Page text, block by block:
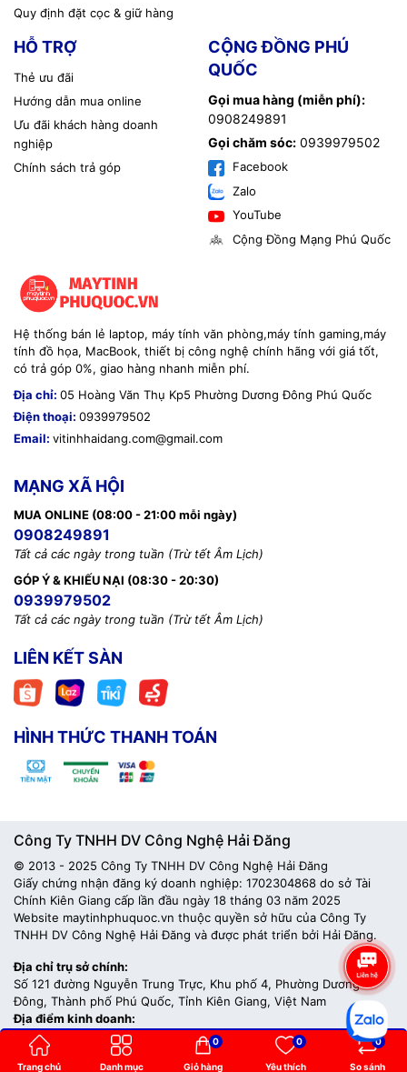
Quy định đặt cọc & giữ hàng
HỖ TRỢ
Thẻ ưu đãi
Hướng dẫn mua online
Ưu đãi khách hàng doanh
nghiệp
Chính sách trả góp
CỘNG ĐỒNG PHÚ
QUỐC
Gọi mua hàng (miễn phí):
0908249891
Gọi chăm sóc: 0939979502
Facebook
Zalo
YouTube
Cộng Đồng Mạng Phú Quốc
Hệ thống bán lẻ laptop, máy tính văn phòng,máy tính gaming,máy
tính đồ họa, MacBook, thiết bị công nghệ chính hãng với giá tốt,
có trả góp 0%, giao hàng nhanh miễn phí.
Địa chỉ: 05 Hoàng Văn Thụ Kp5 Phường Dương Đông Phú Quốc
Điện thoại: 0939979502
Email: vitinhhaidang.com@gmail.com
MẠNG XÃ HỘI
MUA ONLINE (08:00 - 21:00 mỗi ngày)
0908249891
Tất cả các ngày trong tuần (Trừ tết Âm Lịch)
GÓP Ý & KHIẾU NẠI (08:30 - 20:30)
0939979502
Tất cả các ngày trong tuần (Trừ tết Âm Lịch)
LIÊN KẾT SÀN
HÌNH THỨC THANH TOÁN
Công Ty TNHH DV Công Nghệ Hải Đăng
© 2013 - 2025 Công Ty TNHH DV Công Nghệ Hải Đăng
Giấy chứng nhận đăng ký doanh nghiệp: 1702304868 do sở Tài
Chính Kiên Giang cấp lần đầu ngày 18 tháng 03 năm 2025
Website maytinhphuquoc.vn thuộc quyền sở hữu của Công Ty
TNHH DV Công Nghệ Hải Đăng và được phát triển bởi Hải Đăng.
Địa chỉ trụ sở chính:
Số 121 đường Nguyễn Trung Trực, Khu phố 4, Phường Dương
Đông, Thành phố Phú Quốc, Tỉnh Kiên Giang, Việt Nam
Địa điểm kinh doanh:
05 Hoàng Văn Thụ Kp5 Phường Dương Đông Phú Quốc, Việt Nam
Trang chủ Danh mục Giỏ hàng
0
Yêu thích
0
So sánh
0